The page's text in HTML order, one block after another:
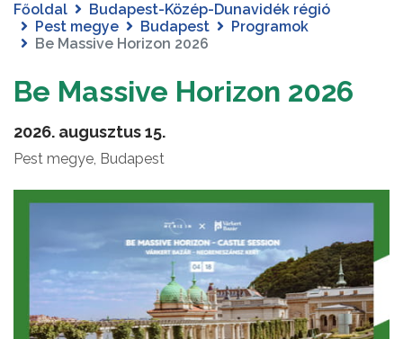
Főoldal
Budapest-Közép-Dunavidék régió
Pest megye
Budapest
Programok
Be Massive Horizon 2026
Be Massive Horizon 2026
2026. augusztus 15.
Pest megye, Budapest